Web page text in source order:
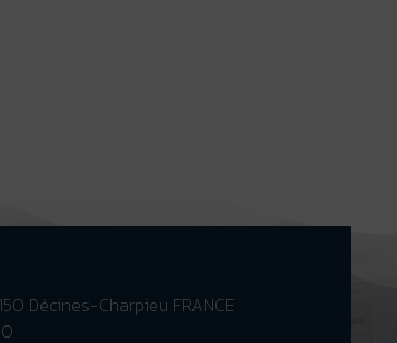
Décines-Charpieu FRANCE